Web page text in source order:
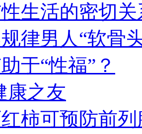
生活的密切关
律男人“软骨
于“性福”？
康之友
柿可预防前列